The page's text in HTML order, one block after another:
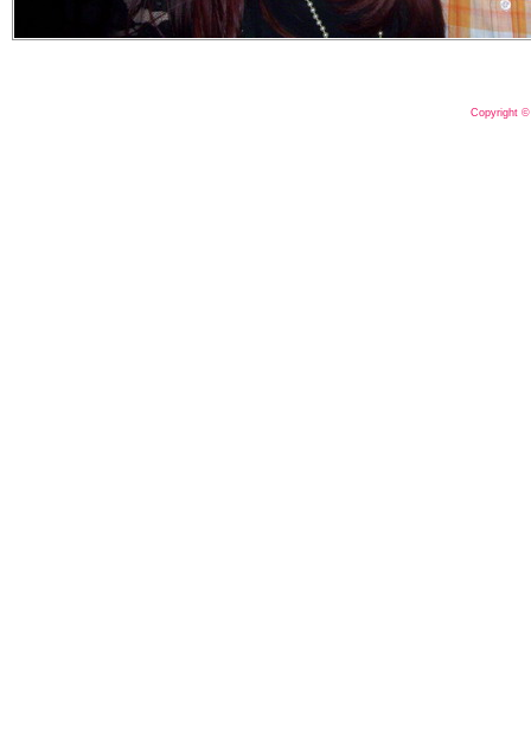
Copyright ©